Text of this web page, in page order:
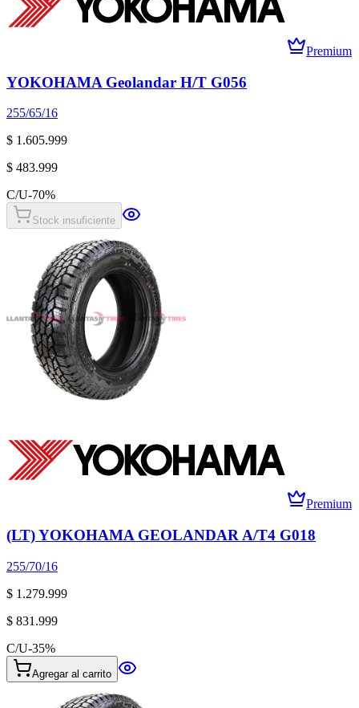
Premium
YOKOHAMA Geolandar H/T G056
255/65/16
$ 1.605.999
$ 483.999
C/U-70%
Stock insuficiente
Premium
(LT) YOKOHAMA GEOLANDAR A/T4 G018
255/70/16
$ 1.279.999
$ 831.999
C/U-35%
Agregar al carrito